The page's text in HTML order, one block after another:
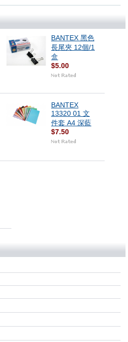
BANTEX 黑色
長尾夾 12個/1
盒
$5.00
BANTEX
13320 01 文
件套 A4 深藍
$7.50